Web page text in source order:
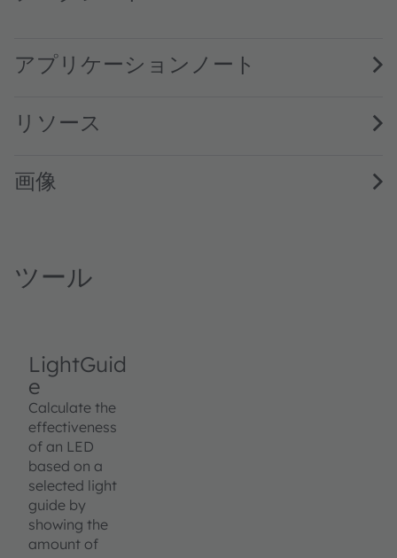
アプリケーションノート
リソース
画像
ツール
LightGuid
e
Calculate the
effectiveness
of an LED
based on a
selected light
guide by
showing the
amount of